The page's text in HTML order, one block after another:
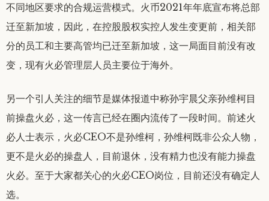
不同地区要求的合规运营模式。火币2021年年底宣布将总部
迁至新加坡，因此，在控股股权实控人发生变更前，相关部
分的员工和主要高管均已迁至新加坡，这一局面目前没有改
变，现有火必管理层人员主要位于海外。
另一个引人关注的细节是媒体报道中称孙宇晨父亲孙维柯目
前操盘火必，这一传言已经在圈内流传了一段时间。前述火
必人士表示，火必CEO不是孙维柯，孙维柯既非公众人物，
更不是火必的操盘人，目前退休，没有精力也没有能力操盘
火必。至于大家都关心的火必CEO岗位，目前还没有确定人
选。